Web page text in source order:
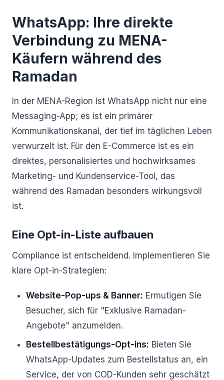
WhatsApp: Ihre direkte
Verbindung zu MENA-
Käufern während des
Ramadan
In der MENA-Region ist WhatsApp nicht nur eine
Messaging-App; es ist ein primärer
Kommunikationskanal, der tief im täglichen Leben
verwurzelt ist. Für den E-Commerce ist es ein
direktes, personalisiertes und hochwirksames
Marketing- und Kundenservice-Tool, das
während des Ramadan besonders wirkungsvoll
ist.
Eine Opt-in-Liste aufbauen
Compliance ist entscheidend. Implementieren Sie
klare Opt-in-Strategien:
Website-Pop-ups & Banner: Ermutigen Sie
Besucher, sich für "Exklusive Ramadan-
Angebote" anzumelden.
Bestellbestätigungs-Opt-ins: Bieten Sie
WhatsApp-Updates zum Bestellstatus an, ein
Service, der von COD-Kunden sehr geschätzt